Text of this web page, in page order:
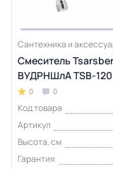
Сантехника и
Смеситель
ВУДРНШлА TSB-
0 0
Код товара
Артикул
Высота, см
Гарантия